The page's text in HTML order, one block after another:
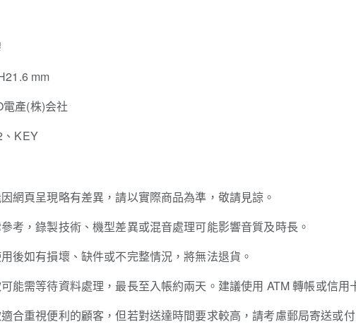
mm
電產(株)会社
、KEY
網頁呈現略有差異，請以實際商品為準，敬請見諒。
參考，錄製技術、機型差異或混音處理可能影響音質及時長。
後如有損壞、缺件或不完整情況，將無法退貨。
可能需等待資料處理，最長至入帳約兩天。建議使用 ATM 轉帳或信用
適合重視便利的顧客，但若對送達時間要求較高，請考慮郵局寄送或